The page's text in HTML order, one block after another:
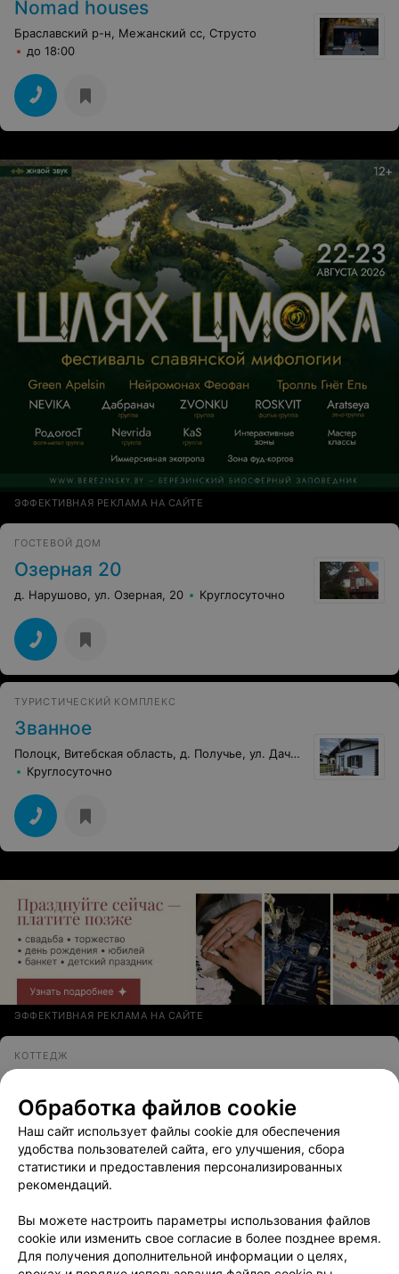
Nomad houses
Браславский р-н, Межанский сс, Струсто
до 18:00
ЭФФЕКТИВНАЯ РЕКЛАМА НА САЙТЕ
ГОСТЕВОЙ ДОМ
Озерная 20
д. Нарушово, ул. Озерная, 20 Круглосуточно
ТУРИСТИЧЕСКИЙ КОМПЛЕКС
Званное
Полоцк, Витебская область, д. Получье, ул. Дачная, 15
Круглосуточно
ЭФФЕКТИВНАЯ РЕКЛАМА НА САЙТЕ
КОТТЕДЖ
д. Пантелейки, ул. Озерная, 21
Круглосуточно
АГРОУСАДЬБА
д. Бобыничи, ул. Школьная, 1а
Обработка файлов cookie
Наш сайт использует файлы cookie для обеспечения
удобства пользователей сайта, его улучшения, сбора
статистики и предоставления персонализированных
рекомендаций.
Вы можете настроить параметры использования файлов
cookie или изменить свое согласие в более позднее время.
Для получения дополнительной информации о целях,